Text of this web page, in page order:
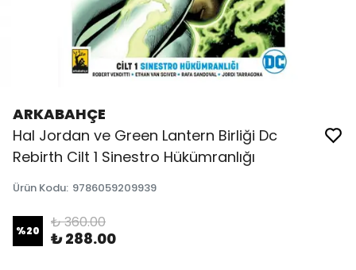
ARKABAHÇE
Hal Jordan ve Green Lantern Birliği Dc
Rebirth Cilt 1 Sinestro Hükümranlığı
Ürün Kodu: 9786059209939
%20 ₺ 360.00
₺ 288.00